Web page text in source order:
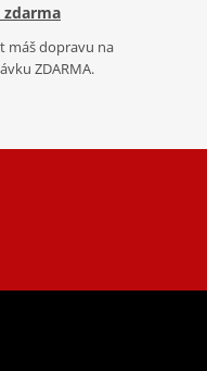
zdarma
máš dopravu na
ZDARMA.